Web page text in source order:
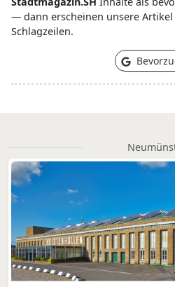
— dann erscheinen unsere
Schlagzeilen.